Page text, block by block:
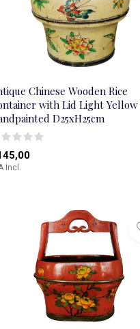
Chinese Wooden Rice
with Lid Light Yellow
D25xH25cm
Incl.